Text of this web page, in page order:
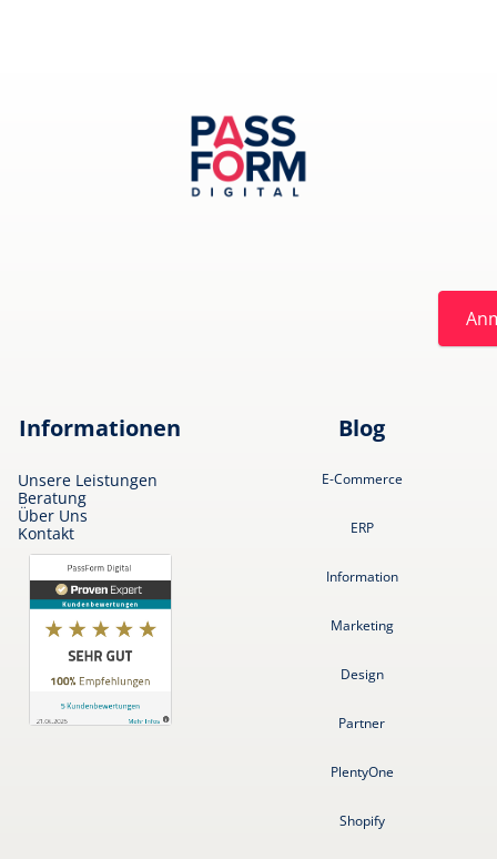
Informationen
Unsere Leistungen
Beratung
Über Uns
Kontakt
Blog
E-Commerce
ERP
Information
Marketing
Design
Partner
PlentyOne
Shopify